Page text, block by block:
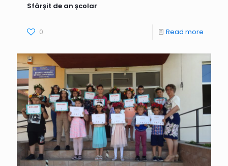
Sfârșit de an școlar
0 Read more